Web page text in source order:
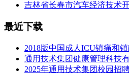
吉林省长春市汽车经济技术
最近下载
2018版中国成人ICU镇痛和
通用技术集团健康管理科技
2025年通用技术集团校园招